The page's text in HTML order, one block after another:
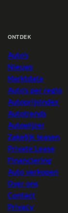
ONTDEK
Auto's
Nieuws
Marktdata
Auto's per regio
Autoprijsindex
Autotrends
Autowijzer
Zakelijk leasen
Private Lease
Financiering
Auto verkopen
Over ons
Contact
Privacy